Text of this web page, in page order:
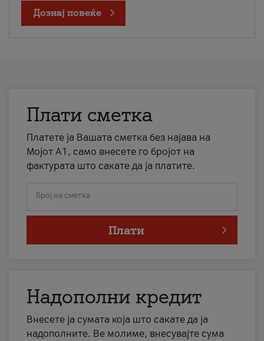
Дознај повеќе
Плати сметка
Платете ја Вашата сметка без најава на
Мојот А1, само внесете го бројот на
фактурата што сакате да ја платите.
Број на сметка
Плати
Надополни кредит
Внесете ја сумата која што сакате да ја
надополните. Ве молиме, внесувајте сума